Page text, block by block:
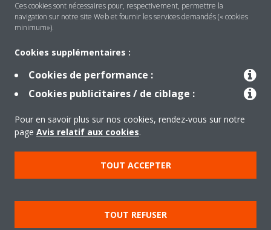
Solutions
Contact
Produits
Copyright © Daikin
Mentions légales
Avis relatif aux cookies
Politique de Protection des Données
Éthique de l'entreprise
Data Act
Ces cookies sont nécessaires pour, respectivement, permettre la
navigation sur notre site Web et fournir les services demandés (« cookies
minimum»).
Cookies supplémentaires :
Cookies de performance :
Cookies publicitaires / de ciblage :
Pour en savoir plus sur nos cookies, rendez-vous sur notre
page Avis relatif aux cookies.
TOUT ACCEPTER
TOUT REFUSER